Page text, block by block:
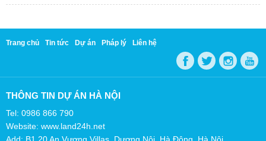
Trang chủ Tin tức Dự án Pháp lý Liên hệ
THÔNG TIN DỰ ÁN HÀ NỘI
Tel: 0986 866 790
Website: www.land24h.net